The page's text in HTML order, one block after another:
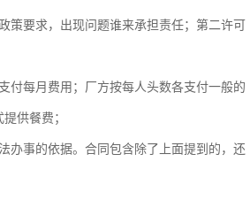
要求，出现问题谁来承担责任；第二许可
付每月费用；厂方按每人头数各支付一般的
供餐费；
办事的依据。合同包含除了上面提到的，还